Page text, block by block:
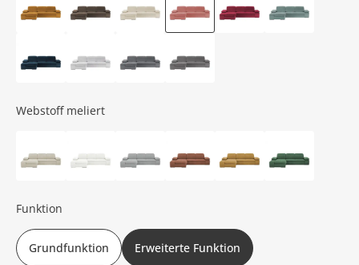
Webstoff meliert
Funktion
Grundfunktion Erweiterte Funktion